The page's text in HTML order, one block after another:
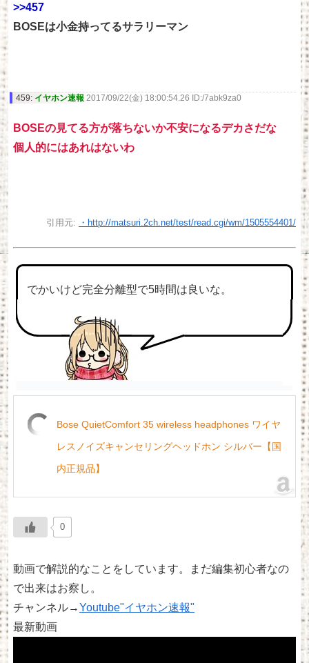
>>457
BOSEは小金持ってるサラリーマン
459: イヤホン速報 2017/09/22(金) 18:00:54.26 ID:/7abk9za0
BOSEの見てる方が落ちないか不安になるデカさだな
個人的にはあれはないわ
引用元: ・http://matsuri.2ch.net/test/read.cgi/wm/1505554401/
でかいけど完全分離型で5時間は良いな。
Bose QuietComfort 35 wireless headphones ワイヤ
レスノイズキャンセリングヘッドホン シルバー【国
内正規品】
0
動画で解説的なことをしています。まだ編集初心者なの
で出来はお察し。
チャンネル→Youtube"イヤホン速報"
最新動画